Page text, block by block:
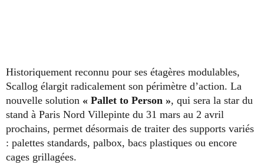
Historiquement reconnu pour ses étagères modulables,
Scallog élargit radicalement son périmètre d’action. La
nouvelle solution « Pallet to Person », qui sera la star du
stand à Paris Nord Villepinte du 31 mars au 2 avril
prochains, permet désormais de traiter des supports variés
: palettes standards, palbox, bacs plastiques ou encore
cages grillagées.